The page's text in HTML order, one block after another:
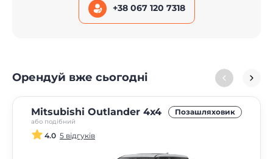
+38 067 120 7318
Орендуй вже сьогодні
Mitsubishi Outlander 4х4
або подібний
Позашляховик
4.0 5 відгуків